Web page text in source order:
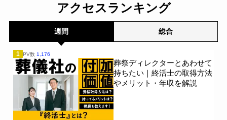
て400名を対象に意識調査
一般公開
アクセスランキング
週間 総合
1 PV数 1,176
葬祭ディレクターとあわせて
持ちたい｜終活士の取得方法
やメリット・年収を解説